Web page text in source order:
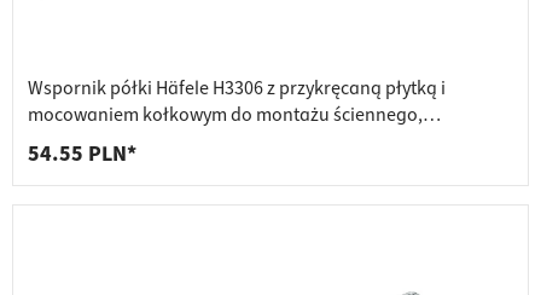
Wspornik półki Häfele H3306 z przykręcaną płytką i
mocowaniem kołkowym do montażu ściennego,
ocynkowany, ≥ 22 mm
54.55 PLN*